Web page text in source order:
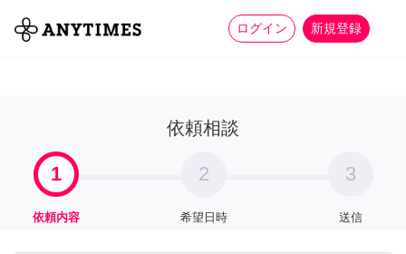
ログイン 新規登録
全て 家事 more_horiz
依頼相談
1
依頼内容
2
希望日時
3
送信